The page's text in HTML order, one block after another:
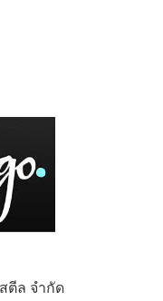
ตีล จำกัด